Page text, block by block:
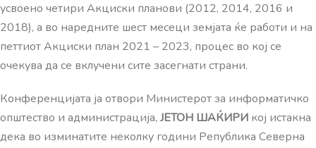
усвоено четири Акциски планови (2012, 2014, 2016 и
2018), а во наредните шест месеци земјата ќе работи и на
петтиот Акциски план 2021 – 2023, процес во кој се
очекува да се вклучени сите засегнати страни.
Конференцијата ја отвори Министерот за информатичко
општество и администрација, ЈЕТОН ШАЌИРИ кој истакна
дека во изминатите неколку години Република Северна